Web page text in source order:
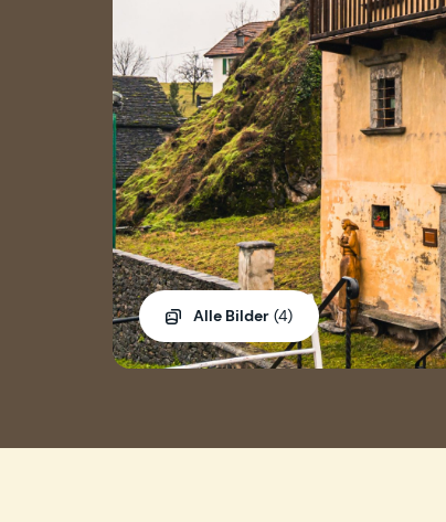
Alle Bilder (4)